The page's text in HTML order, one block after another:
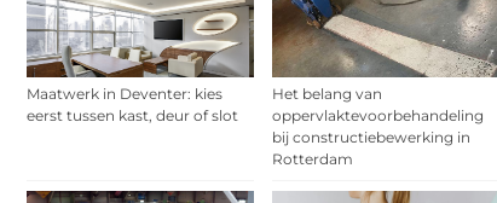
Maatwerk in Deventer: kies
eerst tussen kast, deur of slot
Het belang van
oppervlaktevoorbehandeling
bij constructiebewerking in
Rotterdam